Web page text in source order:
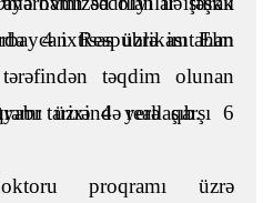
Respublikası Elm
təqdim olunan
tarixində reallaşıb.
4 ixtisas üzrə imtahan
üzrə 4 yerə qarşı 6
proqramı üzrə